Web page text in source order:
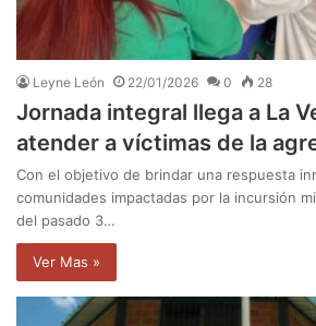
Leyne León 22/01/2026 0 28
Jornada integral llega a La
atender a víctimas de la
Con el objetivo de brindar una respuesta
comunidades impactadas por la incursión
del pasado 3…
Ver Mas »